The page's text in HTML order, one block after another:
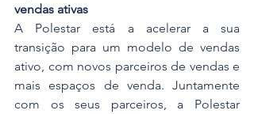
vendas ativas
A Polestar está a acelerar a sua
transição para um modelo de vendas
ativo, com novos parceiros de vendas e
mais espaços de venda. Juntamente
com os seus parceiros, a Polestar